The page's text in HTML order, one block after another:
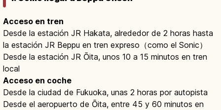
Acceso en tren
Desde la estación JR Hakata, alrededor de 2 horas hasta
la estación JR Beppu en tren expreso（como el Sonic）
Desde la estación JR Ōita, unos 10 a 15 minutos en tren
local
Acceso en coche
Desde la ciudad de Fukuoka, unas 2 horas por autopista
Desde el aeropuerto de Ōita, entre 45 y 60 minutos en